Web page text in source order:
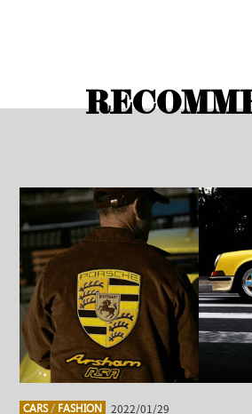
CARS/ FASHION 2022/01/29